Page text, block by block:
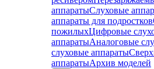
аппаратыСлуховые
аппараты для подростков
пожилыхЦифровые
аппаратыАналоговые
слуховые аппараты
аппаратыАрхив моделей